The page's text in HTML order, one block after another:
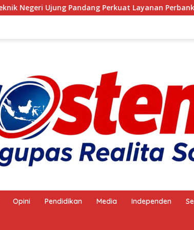
Perkuat Layanan Perbankan Anggota
Opini Pendidikan Media Independen